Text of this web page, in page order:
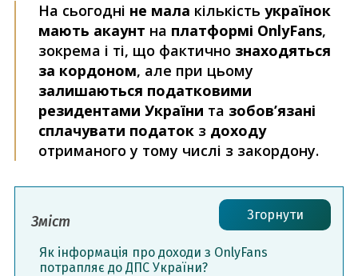
На сьогодні не мала кількість українок
мають акаунт на платформі OnlyFans,
зокрема і ті, що фактично знаходяться
за кордоном, але при цьому
залишаються податковими
резидентами України та зобов’язані
сплачувати податок з доходу
отриманого у тому числі з закордону.
Зміст Згорнути
Як інформація про доходи з OnlyFans
потрапляє до ДПС України?